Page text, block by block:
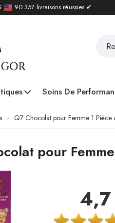
90.357 livraisons réussies ✔
Soins De
Q7 Chocolat pour Femme 1 Pièce
pour
4,7